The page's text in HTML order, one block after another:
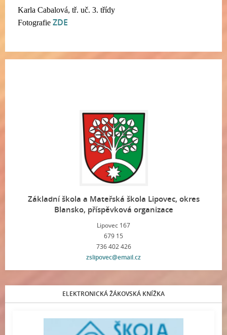
Karla Cabalová, tř. uč. 3. třídy
Fotografie ZDE
Základní škola a Mateřská škola Lipovec, okres
Blansko, příspěvková organizace
Lipovec 167
679 15
736 402 426
zslipovec@email.cz
ELEKTRONICKÁ ŽÁKOVSKÁ KNÍŽKA